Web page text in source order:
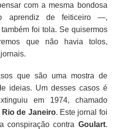
com a mesma bondosa
aprendiz de feiticeiro —,
foi tola. Se quisermos
que não havia tolos,
que são uma mostra de
ideias. Um desses casos é
em 1974, chamado
Rio de Janeiro. Este jornal foi
conspiração contra Goulart.